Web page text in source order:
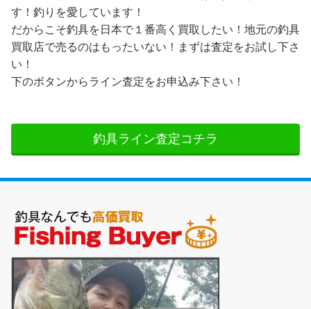
す！釣りを愛しています！
だからこそ釣具を日本で１番高く買取したい！地元の釣具
買取店で売るのはもったいない！まずは査定をお試し下さ
い！
下のボタンからライン査定をお申込み下さい！
釣具ライン査定コチラ